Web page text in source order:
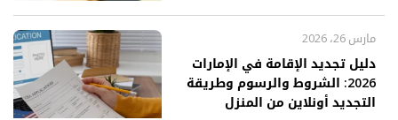
دليل تجديد الإقامة في الإمارات
2026: الشروط والرسوم وطريقة
التجديد أونلاين من المنزل
مارس 26، 2026